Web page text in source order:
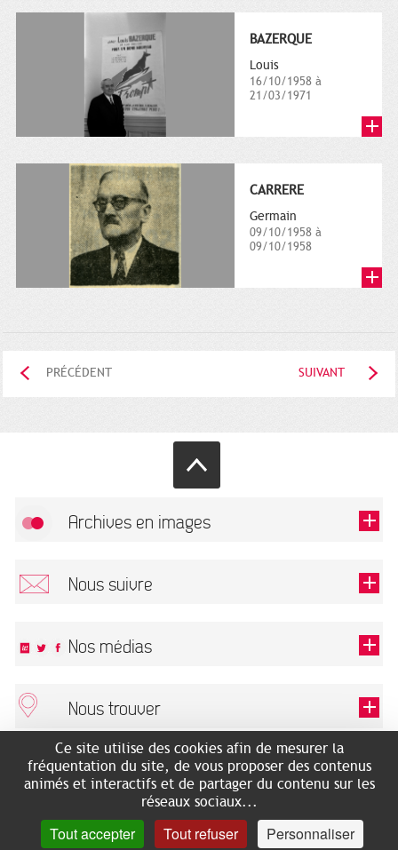
BAZERQUE
Louis
16/10/1958 à
21/03/1971
CARRERE
Germain
09/10/1958 à
09/10/1958
PRÉCÉDENT SUIVANT
Archives en images
Nous suivre
Ce champ est exigé.
Nos médias
Nous trouver
ARCHIVES MUNICIPALES
2 rue des Archives
Accès mobilité réduite :
7 avenue de Bellevue
RECHERCHES GÉNÉALOGIQUES
NOUS CONNAÎTRE
SERVICE ÉDUCATIF
LES ARCHIVES EN LIGNE
HISTOIRE DE TOULOUSE
Ce site utilise des cookies afin de mesurer la
fréquentation du site, de vous proposer des contenus
animés et interactifs et de partager du contenu sur les
réseaux sociaux...
Tout accepter Tout refuser Personnaliser